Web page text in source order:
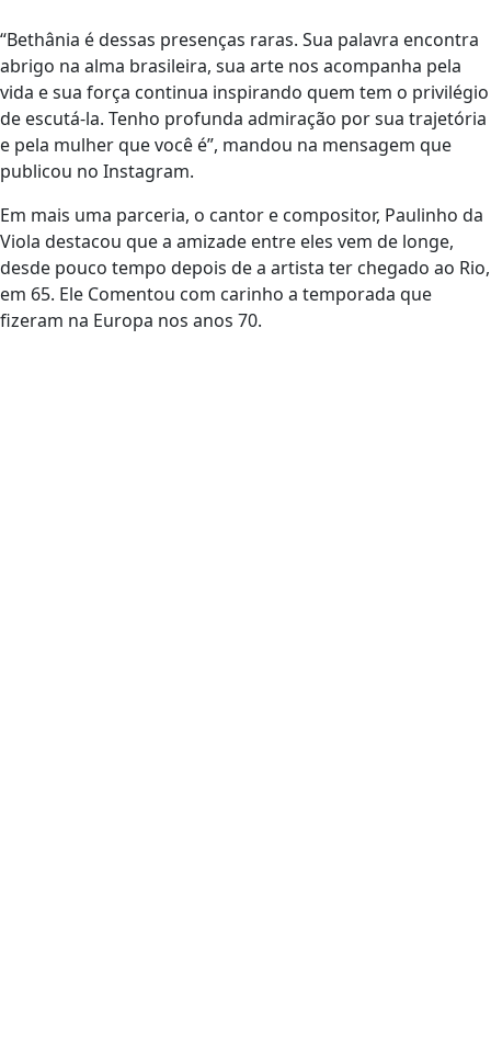
“Bethânia é dessas presenças raras. Sua palavra encontra
abrigo na alma brasileira, sua arte nos acompanha pela
vida e sua força continua inspirando quem tem o privilégio
de escutá-la. Tenho profunda admiração por sua trajetória
e pela mulher que você é”, mandou na mensagem que
publicou no Instagram.
Em mais uma parceria, o cantor e compositor, Paulinho da
Viola destacou que a amizade entre eles vem de longe,
desde pouco tempo depois de a artista ter chegado ao Rio,
em 65. Ele Comentou com carinho a temporada que
fizeram na Europa nos anos 70.